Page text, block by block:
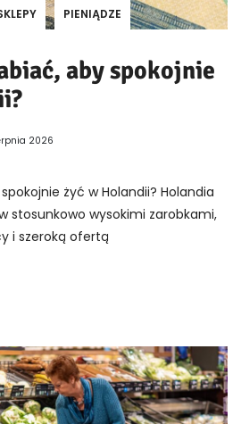
PIENIĄDZE
aby spokojnie
2026
żyć w Holandii? Holandia
stosunkowo wysokimi zarobkami,
i szeroką ofertą